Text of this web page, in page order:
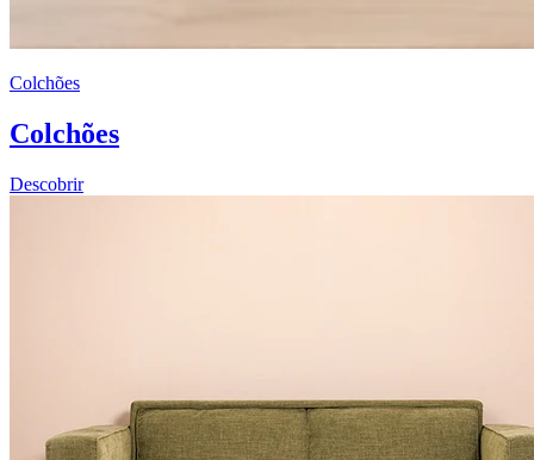
Colchões
Colchões
Descobrir